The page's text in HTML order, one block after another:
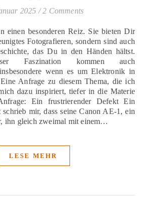
2025 / 2 Comments
Fotografieren, sondern sind auch
das Du in den Händen hältst.
Faszination kommen auch
wenn es um Elektronik in
Anfrage zu diesem Thema, die ich
dazu inspiriert, tiefer in die Materie
Ein frustrierender Defekt Ein
schrieb mir, dass seine Canon AE-1, ein
ihn gleich zweimal mit einem…
LESE MEHR